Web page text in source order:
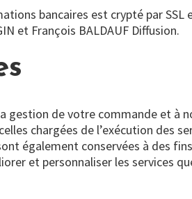
bancaires est crypté par
et François BALDAUF Diffusion.
gestion de votre commande et à
chargées de l’exécution des
également conservées à des
et personnaliser les services